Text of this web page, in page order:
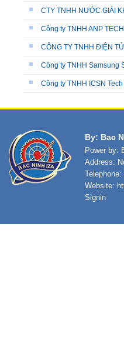
CTY TNHH NƯỚC GIẢI
Công ty TNHH ANP
CÔNG TY TNHH ĐIỆN
Công ty TNHH Samsung
Công ty TNHH ICSN
By: Bac
Power by:
Address:
Website:
Signin